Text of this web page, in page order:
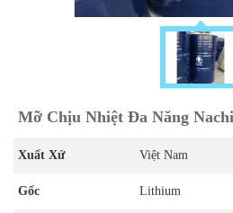
Mỡ Chịu Nhiệt Đa Năng
Xuất Xứ Việt Nam
Gốc Lithium